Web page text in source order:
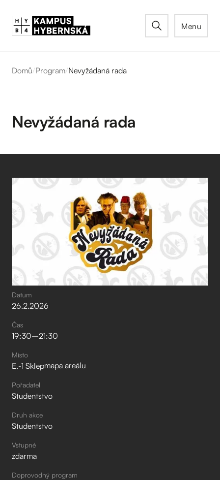
Menu
Domů/Program/Nevyžádaná rada
Nevyžádaná rada
Datum
26.2.2026
Čas
19:30–⁠21:30
Místo
E.-1 Sklepmapa areálu
Pořadatel
Studentstvo
Druh akce
Studentstvo
Vstupné
zdarma
Doprovodný program